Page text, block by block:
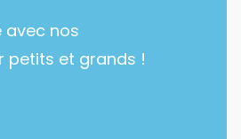
avec nos
petits et grands !